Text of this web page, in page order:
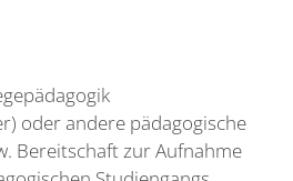
oder andere pädagogische
Bereitschaft zur Aufnahme